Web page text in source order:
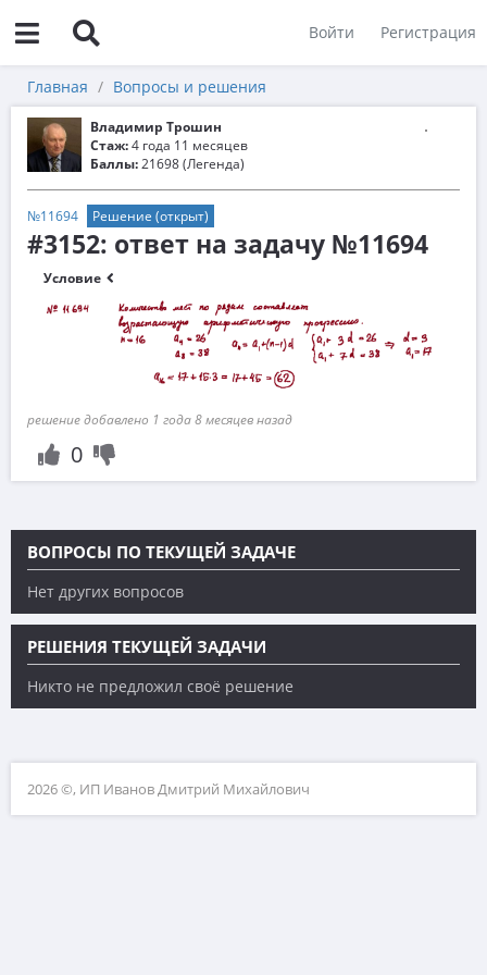
Войти Регистрация
Главная Вопросы и решения
Владимир Трошин
Стаж:4 года 11 месяцев
Баллы:21698 (Легенда)
№11694 Решение (открыт)
#3152: ответ на задачу №11694
Условие
решение добавлено 1 года 8 месяцев назад
0
ВОПРОСЫ ПО ТЕКУЩЕЙ ЗАДАЧЕ
Нет других вопросов
РЕШЕНИЯ ТЕКУЩЕЙ ЗАДАЧИ
Никто не предложил своё решение
2026 ©, ИП Иванов Дмитрий Михайлович